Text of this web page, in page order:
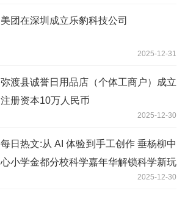
美团在深圳成立乐豹科技公司
2025-12-31
弥渡县诚誉日用品店（个体工商户）成立
注册资本10万人民币
2025-12-30
每日热文:从 AI 体验到手工创作 垂杨柳中
心小学金都分校科学嘉年华解锁科学新玩
2025-12-30